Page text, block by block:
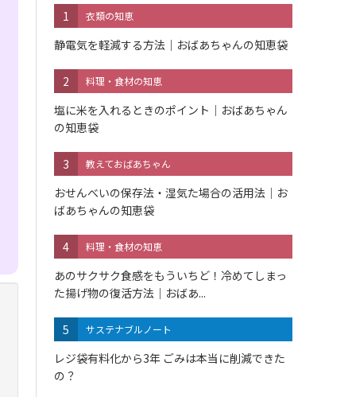
1 衣類の知恵
静電気を軽減する方法｜おばあちゃんの知恵袋
2 料理・食材の知恵
塩に米を入れるときのポイント｜おばあちゃん
の知恵袋
3 教えておばあちゃん
おせんべいの保存法・湿気た場合の活用法｜お
ばあちゃんの知恵袋
4 料理・食材の知恵
あのサクサク食感をもういちど！冷めてしまっ
た揚げ物の復活方法｜おばあ...
5 サステナブルノート
レジ袋有料化から3年 ごみは本当に削減できた
の？